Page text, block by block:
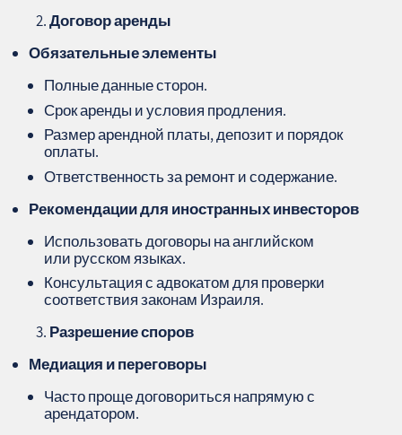
Договор аренды
Обязательные элементы
Полные данные сторон.
Срок аренды и условия продления.
Размер арендной платы, депозит и порядок
оплаты.
Ответственность за ремонт и содержание.
Рекомендации для иностранных инвесторов
Использовать договоры на английском
или русском языках.
Консультация с адвокатом для проверки
соответствия законам Израиля.
Разрешение споров
Медиация и переговоры
Часто проще договориться напрямую с
арендатором.